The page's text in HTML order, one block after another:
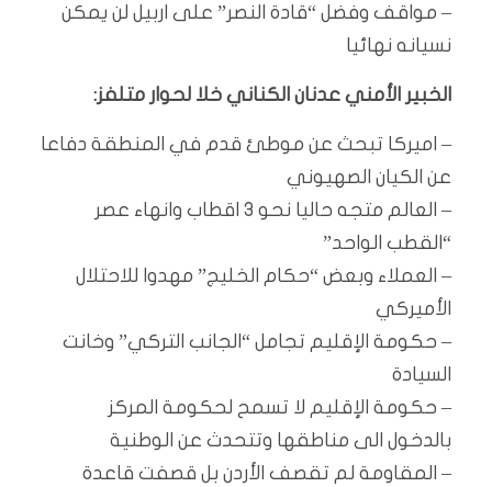
– مواقف وفضل “قادة النصر” على اربيل لن يمكن
نسيانه نهائيا
الخبير الأمني عدنان الكناني خلا لحوار متلفز:
– اميركا تبحث عن موطئ قدم في المنطقة دفاعا
عن الكيان الصهيوني
– العالم متجه حاليا نحو 3 اقطاب وانهاء عصر
“القطب الواحد”
– العملاء وبعض “حكام الخليج” مهدوا للاحتلال
الأميركي
– حكومة الإقليم تجامل “الجانب التركي” وخانت
السيادة
– حكومة الإقليم لا تسمح لحكومة المركز
بالدخول الى مناطقها وتتحدث عن الوطنية
– المقاومة لم تقصف الأردن بل قصفت قاعدة